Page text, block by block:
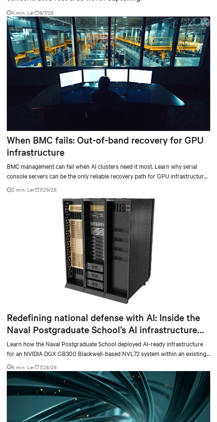
4 min. Ler 8/7/26
When BMC fails: Out-of-band recovery for GPU
infrastructure
BMC management can fail when AI clusters need it most. Learn why serial
console servers can be the only reliable recovery path for GPU infrastructure
at scale.
2 min. Ler 7/29/26
Redefining national defense with AI: Inside the
Naval Postgraduate School’s AI infrastructure
deployment
Learn how the Naval Postgraduate School deployed AI-ready infrastructure
for an NVIDIA DGX GB300 Blackwell-based NVL72 system within an existing
facility, creating a repeatable model for high-density, liquid-cooled AI
environments.
6 min. Ler 7/28/26